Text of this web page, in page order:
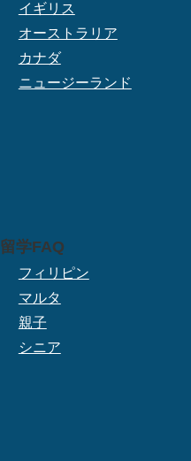
イギリス
オーストラリア
カナダ
ニュージーランド
留学FAQ
フィリピン
マルタ
親子
シニア